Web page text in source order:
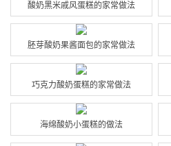
酸奶黑米戚风蛋糕的家常做法
胚芽酸奶果酱面包的家常做法
巧克力酸奶蛋糕的家常做法
海绵酸奶小蛋糕的做法